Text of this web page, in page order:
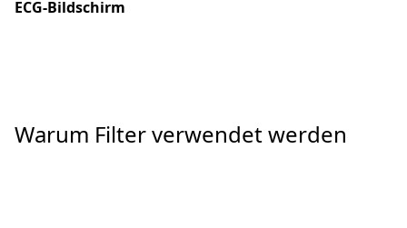
ECG-Bildschirm
Warum Filter verwendet werden